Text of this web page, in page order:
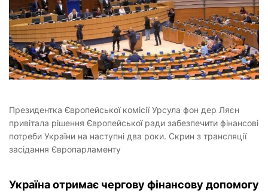
Президентка Європейської комісії Урсула фон дер Ляєн
привітала рішення Європейської ради забезпечити фінансові
потреби України на наступні два роки. Скрин з трансляції
засідання Європарламенту
Україна отримає чергову фінансову допомогу